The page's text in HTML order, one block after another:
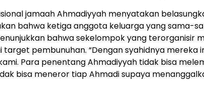
jamaah Ahmadiyyah menyatakan
bahwa ketiga anggota keluarga yang sama-
bahwa sekelompok yang terorganisir
pembunuhan. “Dengan syahidnya mereka
Para penentang Ahmadiyyah tidak bisa
bisa meneror tiap Ahmadi supaya